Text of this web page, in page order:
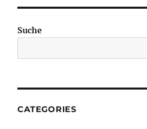
Suche
CATEGORIES